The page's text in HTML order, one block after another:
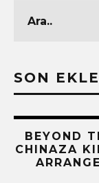
SON
BEYOND
CHINAZA